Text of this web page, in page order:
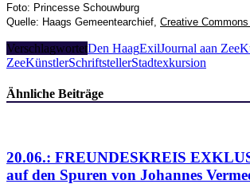
Foto: Princesse Schouwburg
Quelle: Haags Gemeentearchief, Creative
VerschlagwortetDen HaagExilJournal aan Zee
ZeeKünstlerSchriftstellerStadtexkursion
Ähnliche Beiträge
20.06.: FREUNDESKREIS
auf den Spuren von Johannes